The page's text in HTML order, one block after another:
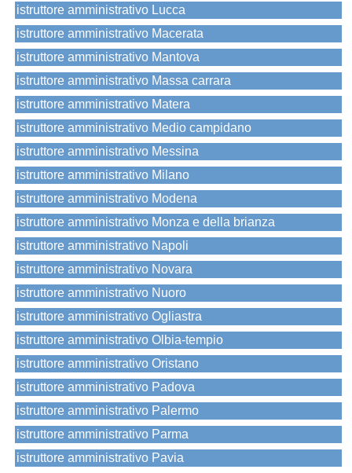
istruttore amministrativo Lucca
istruttore amministrativo Macerata
istruttore amministrativo Mantova
istruttore amministrativo Massa carrara
istruttore amministrativo Matera
istruttore amministrativo Medio campidano
istruttore amministrativo Messina
istruttore amministrativo Milano
istruttore amministrativo Modena
istruttore amministrativo Monza e della brianza
istruttore amministrativo Napoli
istruttore amministrativo Novara
istruttore amministrativo Nuoro
istruttore amministrativo Ogliastra
istruttore amministrativo Olbia-tempio
istruttore amministrativo Oristano
istruttore amministrativo Padova
istruttore amministrativo Palermo
istruttore amministrativo Parma
istruttore amministrativo Pavia